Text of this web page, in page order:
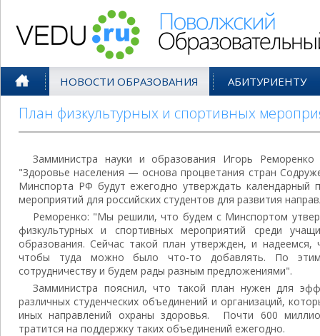
НОВОСТИ ОБРАЗОВАНИЯ АБИТУРИЕНТУ
План физкультурных и спортивных
Замминистра науки и образования Игорь
"Здоровье населения — основа процветания стран
Минспорта РФ будут ежегодно утверждать календарный
мероприятий для российских студентов для развития
Реморенко: "Мы решили, что будем с Минспортом
физкультурных и спортивных мероприятий среди
образования. Сейчас такой план утвержден, и
чтобы туда можно было что-то добавлять. По
сотрудничеству и будем рады разным предложениями".
Замминистра пояснил, что такой план нужен для
различных студенческих объединений и организаций,
иных направлений охраны здоровья. Почти 600
тратится на поддержку таких объединений ежегодно.